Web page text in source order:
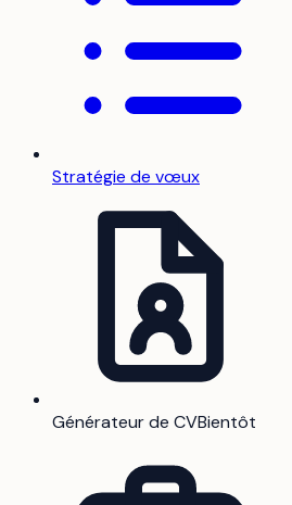
Stratégie de vœux
Générateur de CVBientôt